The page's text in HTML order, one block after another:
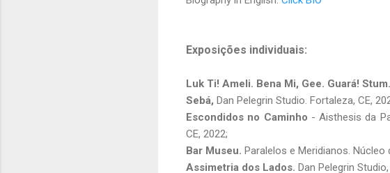
Exposições individuais:
Luk Ti! Ameli. Bena Mi, Gee. Guará! Stum.
Sebá, Dan Pelegrin Studio. Fortaleza, CE,
Escondidos no Caminho - Aisthesis da
CE, 2022;
Bar Museu. Paralelos e Meridianos. Núcleo
Assimetria dos Lados. Dan Pelegrin